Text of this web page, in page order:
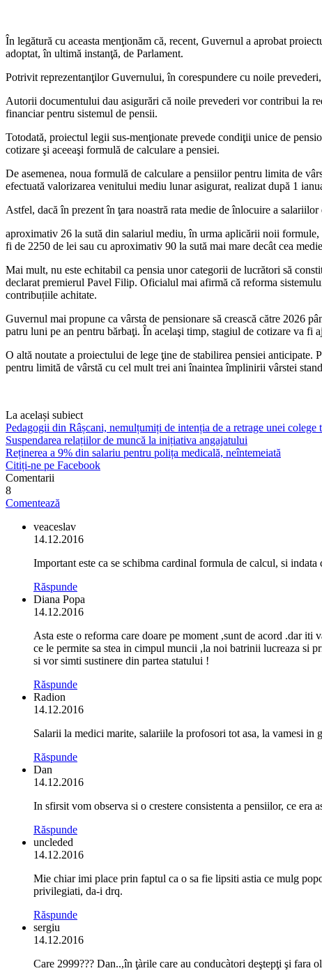
În legătură cu aceasta menţionăm că, recent, Guvernul a aprobat
adoptat, în ultimă instan­ţă, de Parlament.
Potrivit reprezentanţilor Guvernu­lui, în corespundere cu noile
Autorii documentului dau asigu­rări că noile prevederi vor contribui la
fi­nanciar pentru sistemul de pensii.
Totodată, proiectul legii sus-menţi­onate prevede condiţii unice de
cotizare şi ace­eaşi formulă de calculare a pensiei.
De asemenea, noua formulă de cal­culare a pensiilor pentru limita de
efectu­ată valorizarea venitului mediu lunar asigurat, realizat după 1
Astfel, dacă în prezent în ţara noas­tră rata medie de înlocuire a
aproximativ 26 la sută din salariul mediu, în urma aplicării noii
fi de 2250 de lei sau cu apro­ximativ 90 la sută mai mare decât cea
Mai mult, nu este echitabil ca pensia unor categorii de lucrători să
declarat premierul Pa­vel Filip. Oficialul mai afirmă că refor­ma
contribuțiile achitate.
Guvernul mai propune ca vârsta de pensionare să crească către 2026
patru luni pe an pentru bărbaţi. În acelaşi timp, stagiul de cotizare va fi
O altă noutate a proiectului de lege ţine de stabilirea pensiei anticipate.
pentru limită de vârstă cu cel mult trei ani în­aintea împlinirii vârstei
La același subiect
Pedagogii din Râșcani, nemulțumiți de intenția de a retrage unei
Suspendarea relațiilor de muncă la inițiativa angajatului
Reținerea a 9% din salariu pentru polița medicală, neîntemeiată
Citiți-ne pe Facebook
Comentarii
8
Comentează
veaceslav
14.12.2016
Important este ca se schibma cardinal formula de calcul, si
Răspunde
Diana Popa
14.12.2016
Asta este o reforma care doare pe moment ,sunt de acord .dar
ce le permite sa stea in cimpul muncii ,la noi batrinii lucreaza si
si vor simti sustinere din partea statului !
Răspunde
Radion
14.12.2016
Salarii la medici marite, salariile la profosori tot asa, la vamesi
Răspunde
Dan
14.12.2016
In sfirsit vom observa si o crestere consistenta a pensiilor, ce era
Răspunde
uncleded
14.12.2016
Mie chiar imi place prin faptul ca o sa fie lipsiti astia ce mulg
privilegiati, da-i drq.
Răspunde
sergiu
14.12.2016
Care 2999??? Dan..,în ţàrile care au conducàtori deştepţi şi